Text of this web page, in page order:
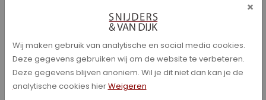
Audi A3 - Sportback 40 TFSI e Advanced edition
Bouwjaar
01-2026
Kilometerstand
×
Wij maken gebruik van analytische en social media cookies.
Deze gegevens gebruiken wij om de website te verbeteren.
Deze gegevens blijven anoniem. Wil je dit niet dan kan je de
analytische cookies hierWeigeren